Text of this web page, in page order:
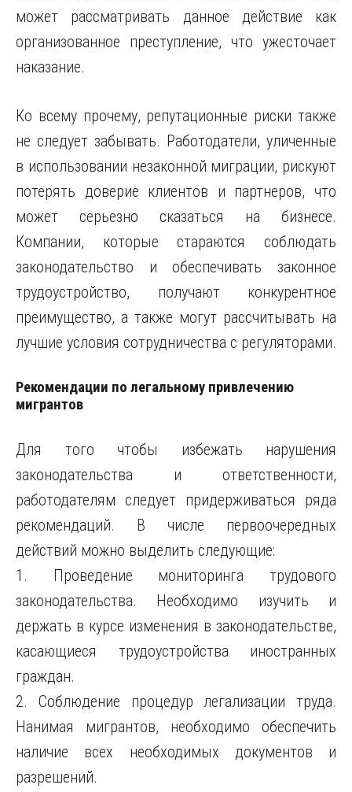
может рассматривать данное действие как
организованное преступление, что ужесточает
наказание.
Ко всему прочему, репутационные риски также
не следует забывать. Работодатели, уличенные
в использовании незаконной миграции, рискуют
потерять доверие клиентов и партнеров, что
может серьезно сказаться на бизнесе.
Компании, которые стараются соблюдать
законодательство и обеспечивать законное
трудоустройство, получают конкурентное
преимущество, а также могут рассчитывать на
лучшие условия сотрудничества с регуляторами.
Рекомендации по легальному привлечению
мигрантов
Для того чтобы избежать нарушения
законодательства и ответственности,
работодателям следует придерживаться ряда
рекомендаций. В числе первоочередных
действий можно выделить следующие:
1. Проведение мониторинга трудового
законодательства. Необходимо изучить и
держать в курсе изменения в законодательстве,
касающиеся трудоустройства иностранных
граждан.
2. Соблюдение процедур легализации труда.
Нанимая мигрантов, необходимо обеспечить
наличие всех необходимых документов и
разрешений.